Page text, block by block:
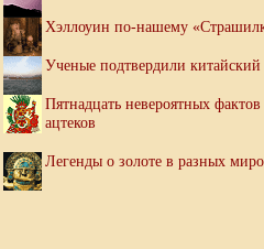
Хэллоуин по-нашему
Ученые подтвердили
Пятнадцать невероятных
ацтеков
Легенды о золоте в разных